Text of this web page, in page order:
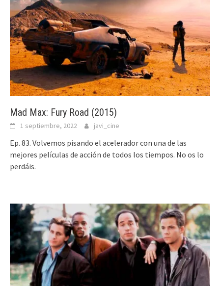
Mad Max: Fury Road (2015)
1 septiembre, 2022 javi_cine
Ep. 83. Volvemos pisando el acelerador con una de las
mejores películas de acción de todos los tiempos. No os lo
perdáis.